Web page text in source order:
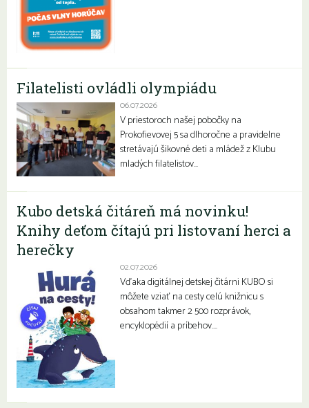
Filatelisti ovládli olympiádu
06.07.2026
V priestoroch našej pobočky na
Prokofievovej 5 sa dlhoročne a pravidelne
stretávajú šikovné deti a mládež z Klubu
mladých filatelistov…
Kubo detská čitáreň má novinku!
Knihy deťom čítajú pri listovaní herci a
herečky
02.07.2026
Vďaka digitálnej detskej čitárni KUBO si
môžete vziať na cesty celú knižnicu s
obsahom takmer 2 500 rozprávok,
encyklopédií a príbehov….